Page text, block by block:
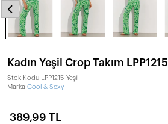
Kadın Yeşil Crop Takım LPP1215
Stok Kodu LPP1215_Yeşil
Marka Cool & Sexy
389,99 TL